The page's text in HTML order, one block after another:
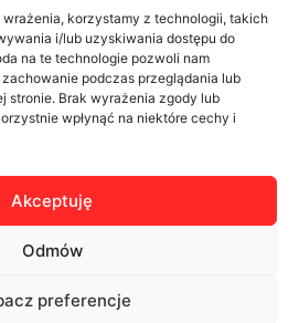
korzystamy z technologii, takich
i/lub uzyskiwania dostępu do
na te technologie pozwoli nam
podczas przeglądania lub
stronie. Brak wyrażenia zgody lub
wpłynąć na niektóre cechy i
Akceptuję
Odmów
preferencje